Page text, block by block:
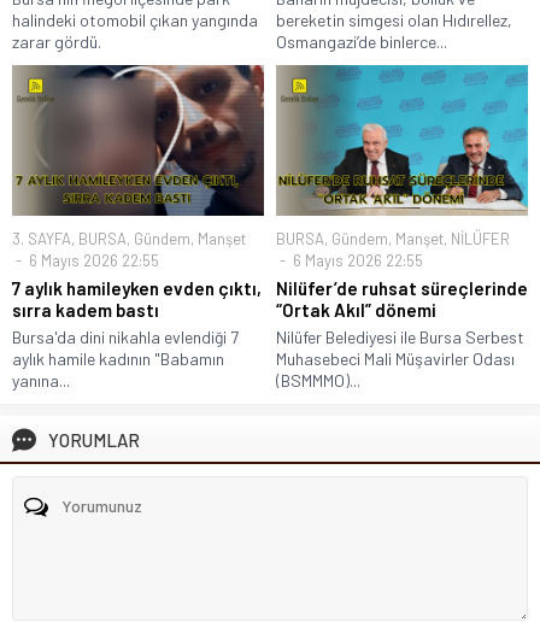
halindeki otomobil çıkan yangında
zarar gördü.
bereketin simgesi olan Hıdırellez,
Osmangazi’de binlerce...
3. SAYFA, BURSA, Gündem, Manşet
6 Mayıs 2026 22:55
7 aylık hamileyken evden çıktı,
sırra kadem bastı
Bursa'da dini nikahla evlendiği 7
aylık hamile kadının "Babamın
yanına...
BURSA, Gündem, Manşet, NİLÜFER
6 Mayıs 2026 22:55
Nilüfer’de ruhsat süreçlerinde
“Ortak Akıl” dönemi
Nilüfer Belediyesi ile Bursa Serbest
Muhasebeci Mali Müşavirler Odası
(BSMMMO)...
YORUMLAR